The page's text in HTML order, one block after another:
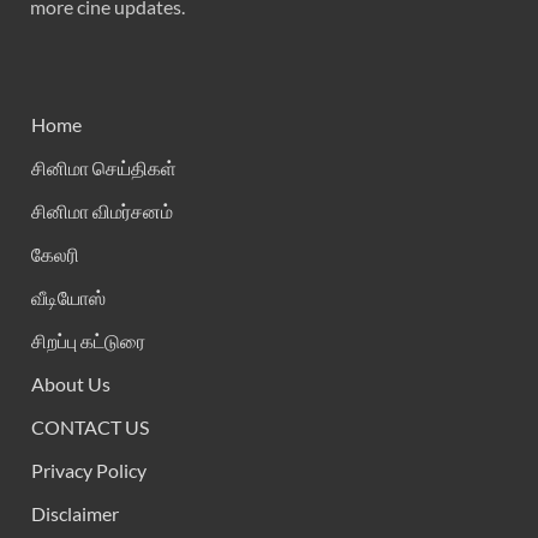
more cine updates.
Home
சினிமா செய்திகள்
சினிமா விமர்சனம்
கேலரி
வீடியோஸ்
சிறப்பு கட்டுரை
About Us
CONTACT US
Privacy Policy
Disclaimer